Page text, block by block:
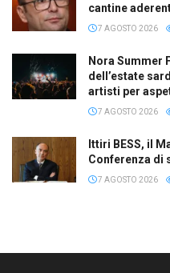
cantine
7 AGOSTO 2026
Nora Summer
dell’estate
artisti per
7 AGOSTO 2026
Ittiri BESS, il
Conferenza di
7 AGOSTO 2026